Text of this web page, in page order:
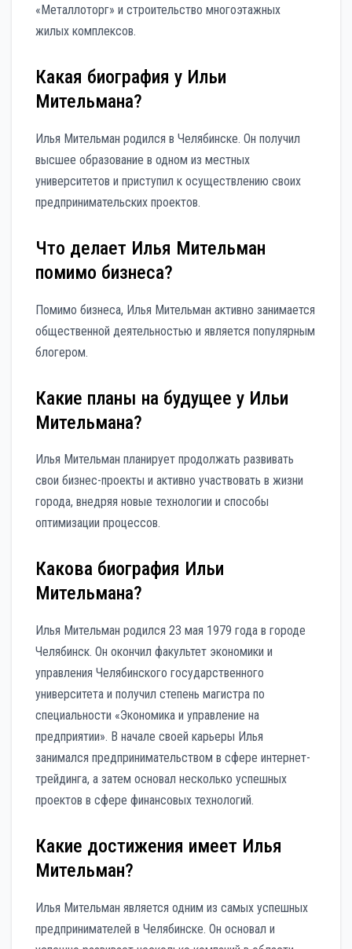
«Металлоторг» и строительство многоэтажных
жилых комплексов.
Какая биография у Ильи
Мительмана?
Илья Мительман родился в Челябинске. Он получил
высшее образование в одном из местных
университетов и приступил к осуществлению своих
предпринимательских проектов.
Что делает Илья Мительман
помимо бизнеса?
Помимо бизнеса, Илья Мительман активно занимается
общественной деятельностью и является популярным
блогером.
Какие планы на будущее у Ильи
Мительмана?
Илья Мительман планирует продолжать развивать
свои бизнес-проекты и активно участвовать в жизни
города, внедряя новые технологии и способы
оптимизации процессов.
Какова биография Ильи
Мительмана?
Илья Мительман родился 23 мая 1979 года в городе
Челябинск. Он окончил факультет экономики и
управления Челябинского государственного
университета и получил степень магистра по
специальности «Экономика и управление на
предприятии». В начале своей карьеры Илья
занимался предпринимательством в сфере интернет-
трейдинга, а затем основал несколько успешных
проектов в сфере финансовых технологий.
Какие достижения имеет Илья
Мительман?
Илья Мительман является одним из самых успешных
предпринимателей в Челябинске. Он основал и